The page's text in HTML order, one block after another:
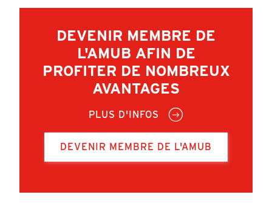
DEVENIR MEMBRE DE
L'AMUB AFIN DE
PROFITER DE NOMBREUX
AVANTAGES
PLUS D'INFOS
DEVENIR MEMBRE DE L'AMUB